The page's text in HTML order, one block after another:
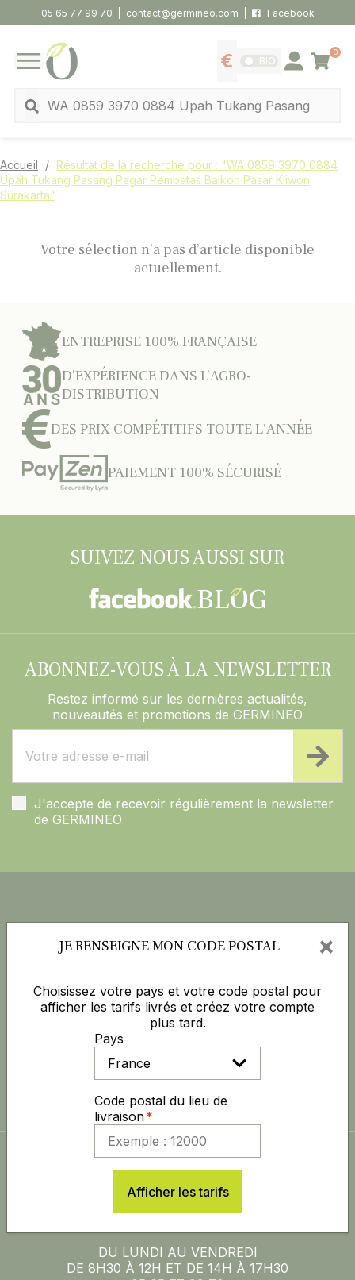
05 65 77 99 70 contact@germineo.com Facebook
MENU
Afficher les tarifs
BIO Se connecter
0
Panier
Accueil
Résultat de la recherche pour : "WA 0859 3970 0884
Upah Tukang Pasang Pagar Pembatas Balkon Pasar Kliwon
Surakarta"
Votre sélection n’a pas d’article disponible
actuellement.
ENTREPRISE 100% FRANÇAISE
D’EXPÉRIENCE DANS L’AGRO-
DISTRIBUTION
DES PRIX COMPÉTITIFS TOUTE L'ANNÉE
PAIEMENT 100% SÉCURISÉ
SUIVEZ NOUS AUSSI SUR
ABONNEZ-VOUS À LA NEWSLETTER
Restez informé sur les dernières actualités,
nouveautés et promotions de GERMINEO
J'accepte de recevoir régulièrement la newsletter
de GERMINEO
328, chemin de la Crouzette - La Basterie - 12850
ONET LE CHATEAU
Téléphone :
05 65 77 99 70
contact@germineo.com
TÉLÉCHARGER L’APPLICATION
ACCUEIL, CONSEIL, SAV
DU LUNDI AU VENDREDI
DE 8H30 À 12H ET DE 14H À 17H30
JE RENSEIGNE MON CODE POSTAL ×
Choisissez votre pays et votre code postal pour
afficher les tarifs livrés et créez votre compte
plus tard.
Pays
Code postal du lieu de
livraison
Afficher les tarifs
Panneau de gestion des cookies